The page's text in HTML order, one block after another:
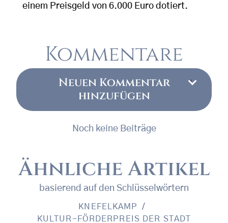
einem Preisgeld von 6.000 Euro dotiert.
Kommentare
Neuen Kommentar
hinzufügen
Noch keine Beiträge
Ähnliche Artikel
basierend auf den Schlüsselwörtern
KNEFELKAMP
KULTUR-FÖRDERPREIS DER STADT